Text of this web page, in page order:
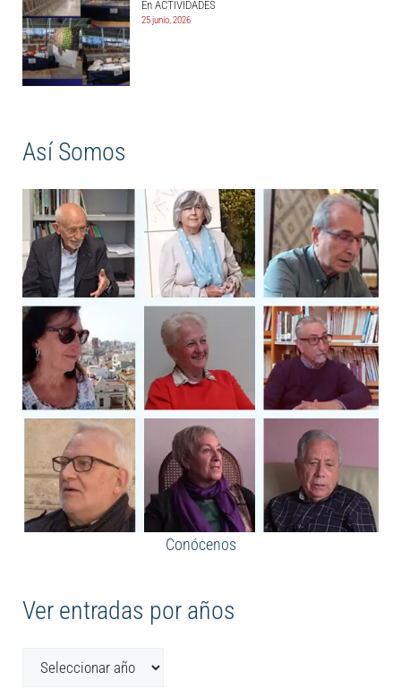
En ACTIVIDADES
25 junio, 2026
Así Somos
Conócenos
Ver entradas por años